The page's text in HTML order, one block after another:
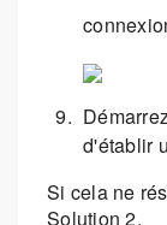
d'établir
Si cela ne
Solution 2.